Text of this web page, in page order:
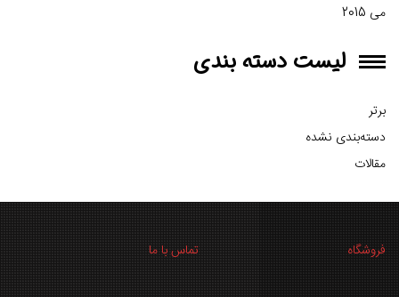
می 2015
لیست دسته بندی
برتر
دسته‌بندی نشده
مقالات
فروشگاه تماس با ما